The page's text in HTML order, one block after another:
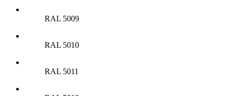
RAL 5009
RAL 5010
RAL 5011